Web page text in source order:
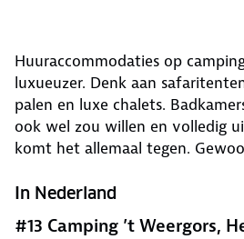
Huuraccommodaties op
luxueuzer. Denk aan
palen en luxe chalets.
ook wel zou willen en volledig
komt het allemaal tegen.
In Nederland
#13 Camping ’t Weergors,